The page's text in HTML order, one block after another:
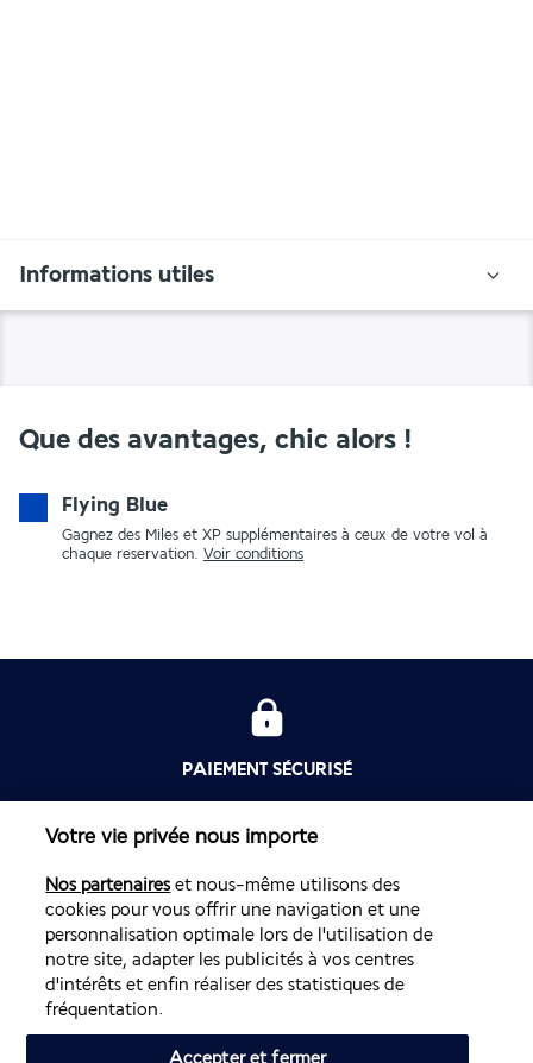
Informations utiles
Que des avantages, chic alors !
Flying Blue
Gagnez des Miles et XP supplémentaires à ceux de votre vol à
chaque reservation. Voir conditions
PAIEMENT SÉCURISÉ
CONTACTEZ-NOUS
01 70 99 99 52
Votre vie privée nous importe
Nos partenaireset nous-même utilisons des
cookies pour vous offrir une navigation et une
personnalisation optimale lors de l'utilisation de
notre site, adapter les publicités à vos centres
d'intérêts et enfin réaliser des statistiques de
fréquentation.
Accepter et fermer